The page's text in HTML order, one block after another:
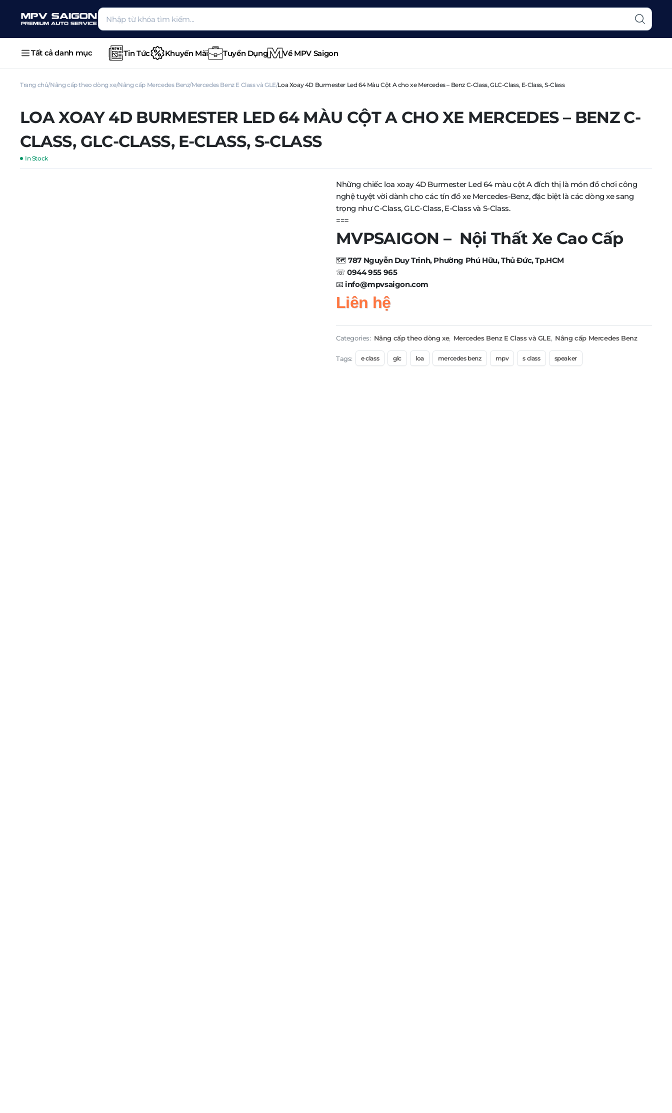
Tất cả danh mục Tin Tức Khuyến Mãi Tuyển Dụng Về MPV Saigon
Trang chủ Nâng cấp theo dòng xe Nâng cấp Mercedes Benz Mercedes Benz E Class và GLE Loa Xoay 4D Burmester Led 64 Màu Cột A cho xe Mercedes – Benz C-Class, GLC-Class, E-Class, S-Class
LOA XOAY 4D BURMESTER LED 64 MÀU CỘT A CHO XE MERCEDES – BENZ C-
CLASS, GLC-CLASS, E-CLASS, S-CLASS
In Stock
Những chiếc loa xoay 4D Burmester Led 64 màu cột A đích thị là món đồ chơi công
nghệ tuyệt vời dành cho các tín đồ xe Mercedes-Benz, đặc biệt là các dòng xe sang
trọng như C-Class, GLC-Class, E-Class và S-Class.
===
MVPSAIGON – Nội Thất Xe Cao Cấp
🗺️787 Nguyễn Duy Trinh, Phường Phú Hữu, Thủ Đức, Tp.HCM
☏0944 955 965
📧info@mpvsaigon.com
Liên hệ
Categories: Nâng cấp theo dòng xe, Mercedes Benz E Class và GLE, Nâng cấp Mercedes Benz
Tags: e class glc loa mercedes benz mpv s class speaker